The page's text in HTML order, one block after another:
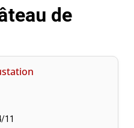
de
11